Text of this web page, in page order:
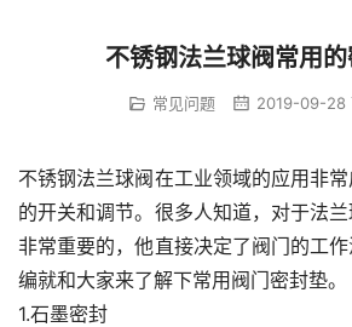
不锈钢法兰球阀常用
常见问题 2019-09-28
不锈钢法兰球阀在工业领域的应用非
的开关和调节。很多人知道，对于法
非常重要的，他直接决定了阀门的工
编就和大家来了解下常用阀门密封垫。
1.石墨密封